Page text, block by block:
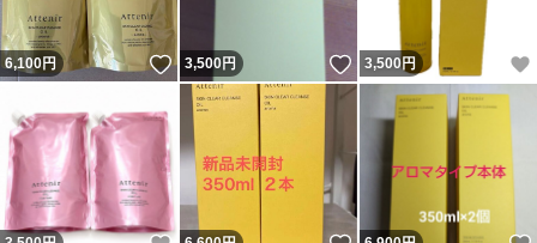
6,100円 いいね！
3,500円 いいね！
3,500円